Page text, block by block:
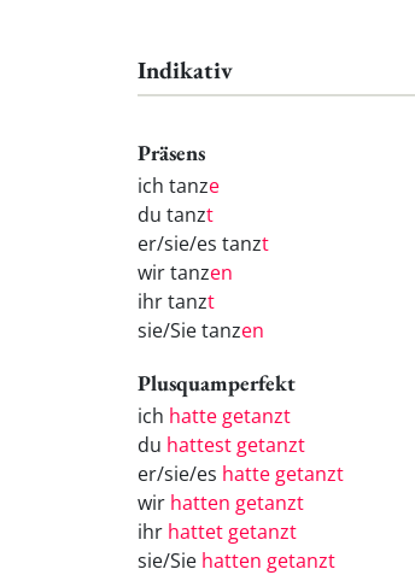
Indikativ
Präsens
ich tanze
du tanzt
er/sie/es tanzt
wir tanzen
ihr tanzt
sie/Sie tanzen
Plusquamperfekt
ich hatte getanzt
du hattest getanzt
er/sie/es hatte getanzt
wir hatten getanzt
ihr hattet getanzt
sie/Sie hatten getanzt